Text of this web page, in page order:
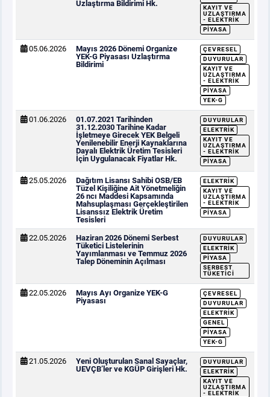
Uzlaştırma Bildirimi Hk.
KAYIT VE
UZLAŞTIRMA
- ELEKTRIK
PIYASA
05.06.2026
Mayıs 2026 Dönemi Organize
YEK-G Piyasası Uzlaştırma
Bildirimi
ÇEVRESEL
DUYURULAR
KAYIT VE
UZLAŞTIRMA
- ELEKTRIK
PIYASA
YEK-G
01.06.2026
01.07.2021 Tarihinden
31.12.2030 Tarihine Kadar
İşletmeye Girecek YEK Belgeli
Yenilenebilir Enerji Kaynaklarına
Dayalı Elektrik Üretim Tesisleri
İçin Uygulanacak Fiyatlar Hk.
DUYURULAR
ELEKTRIK
KAYIT VE
UZLAŞTIRMA
- ELEKTRIK
PIYASA
25.05.2026
Dağıtım Lisansı Sahibi OSB/EB
Tüzel Kişiliğine Ait Yönetmeliğin
26 ncı Maddesi Kapsamında
Mahsuplaşması Gerçekleştirilen
Lisanssız Elektrik Üretim
Tesisleri
ELEKTRIK
KAYIT VE
UZLAŞTIRMA
- ELEKTRIK
PIYASA
22.05.2026
Haziran 2026 Dönemi Serbest
Tüketici Listelerinin
Yayımlanması ve Temmuz 2026
Talep Döneminin Açılması
DUYURULAR
ELEKTRIK
PIYASA
SERBEST
TÜKETICI
22.05.2026
Mayıs Ayı Organize YEK-G
Piyasası
ÇEVRESEL
DUYURULAR
ELEKTRIK
GENEL
PIYASA
YEK-G
21.05.2026
Yeni Oluşturulan Sanal Sayaçlar,
UEVÇB’ler ve KGÜP Girişleri Hk.
DUYURULAR
ELEKTRIK
KAYIT VE
UZLAŞTIRMA
- ELEKTRIK